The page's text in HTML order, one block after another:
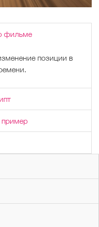
фильме
позиции в
пример